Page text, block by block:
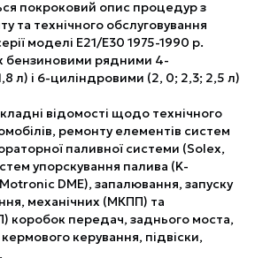
покроковий опис процедур з
та технічного обслуговування
моделі E21/Е30 1975-1990 р.
бензиновими рядними 4-
л) і 6-циліндровими (2, 0; 2,3; 2,5 л)
відомості щодо технічного
ремонту елементів систем
паливної системи (Solex,
упорскування палива (K-
DME), запалювання, запуску
механічних (МКПП) та
коробок передач, заднього моста,
керування, підвіски,